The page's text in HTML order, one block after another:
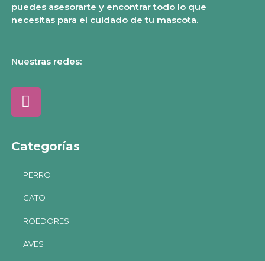
puedes asesorarte y encontrar todo lo que
necesitas para el cuidado de tu mascota.
Nuestras redes:
Categorías
PERRO
GATO
ROEDORES
AVES